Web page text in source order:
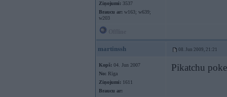
Ziņojumi: 3537
Braucu ar: w163; w639;
w203
martinssh 08. Jun 2009, 21:21
Kopš: 04. Jun 2007
No: Rīga
Ziņojumi: 1611
Braucu ar:
Pikatchu